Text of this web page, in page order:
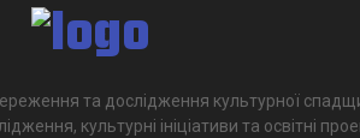
та дослідження культурної
культурні ініціативи та освітні